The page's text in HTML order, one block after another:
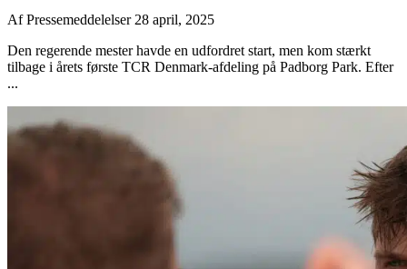
AfPressemeddelelser 28 april, 2025
Den regerende mester havde en udfordret start, men kom stærkt
tilbage i årets første TCR Denmark-afdeling på Padborg Park. Efter
...